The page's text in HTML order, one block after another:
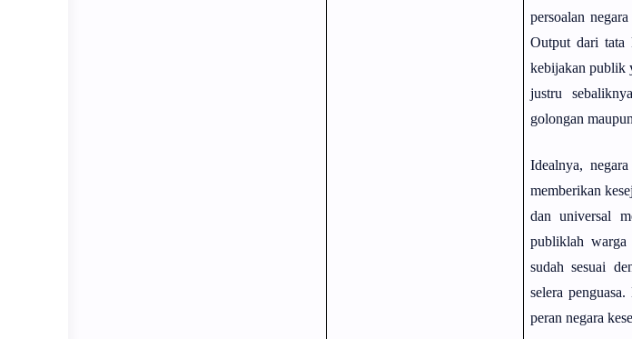
persoalan
Output dari tata
kebijakan publik
justru
golongan
Idealnya,
memberikan
dan universal
publiklah warga
sudah sesuai
selera
peran negara